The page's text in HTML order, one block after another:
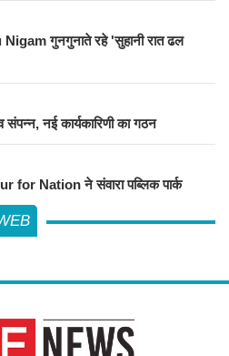
गुनगुनाते रहे 'सुहानी रात ढल
नई कार्यकारिणी का गठन
for Nation ने संवारा पब्लिक पार्क